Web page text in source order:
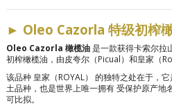
► Oleo Cazorla 特级初榨
Oleo Cazorla 橄榄油是一款获得卡索尔拉
初榨橄榄油，由皮夸尔（Picual）和皇家（
该品种 皇家（ROYAL） 的独特之处在于，
土品种，也是世界上唯一拥有受保护原产地
可比拟。